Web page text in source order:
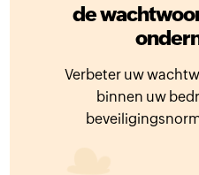
de
Verbeter uw
binnen uw